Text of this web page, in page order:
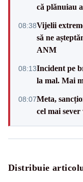
că plănuiau
08:38Vijelii
să ne
ANM
08:13Incident pe
la mal. Mai
08:07Meta,
cel mai
Distribuie